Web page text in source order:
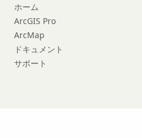
ホーム
ArcGIS Pro
ArcMap
ドキュメント
サポート